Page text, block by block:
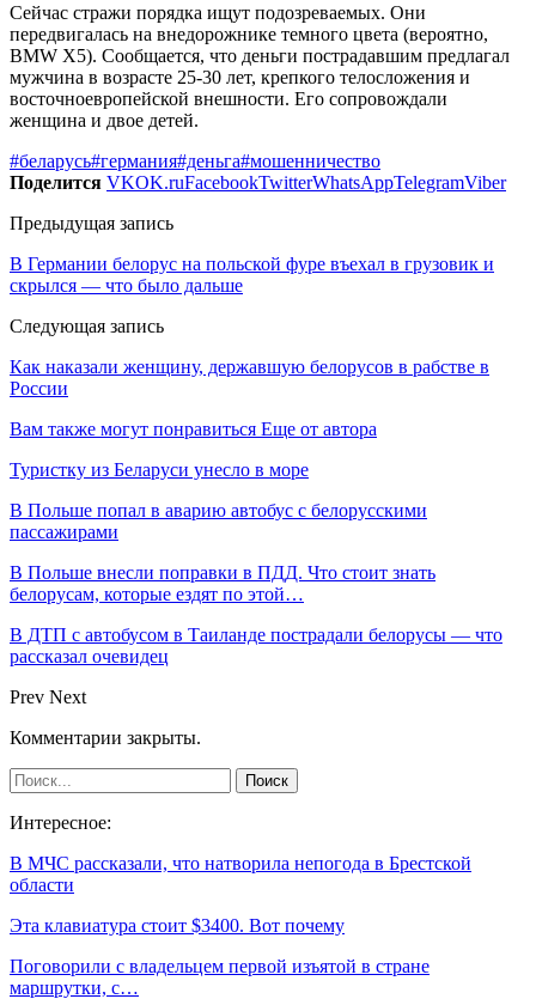
Сейчас стражи порядка ищут подозреваемых. Они
передвигалась на внедорожнике темного цвета (вероятно,
BMW X5). Сообщается, что деньги пострадавшим предлагал
мужчина в возрасте 25-30 лет, крепкого телосложения и
восточноевропейской внешности. Его сопровождали
женщина и двое детей.
#беларусь#германия#деньга#мошенничество
Поделится VKOK.ruFacebookTwitterWhatsAppTelegramViber
Предыдущая запись
В Германии белорус на польской фуре въехал в грузовик и
скрылся — что было дальше
Следующая запись
Как наказали женщину, державшую белорусов в рабстве в
России
Вам также могут понравиться Еще от автора
Туристку из Беларуси унесло в море
В Польше попал в аварию автобус с белорусскими
пассажирами
В Польше внесли поправки в ПДД. Что стоит знать
белорусам, которые ездят по этой…
В ДТП с автобусом в Таиланде пострадали белорусы — что
рассказал очевидец
Prev Next
Комментарии закрыты.
Интересное:
В МЧС рассказали, что натворила непогода в Брестской
области
Эта клавиатура стоит $3400. Вот почему
Поговорили с владельцем первой изъятой в стране
маршрутки, с…